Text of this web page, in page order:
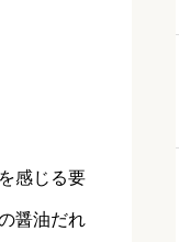
感じる要
醤油だれ